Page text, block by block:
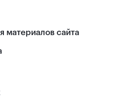
материалов сайта